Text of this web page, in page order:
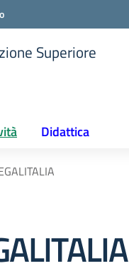
Superiore
Didattica